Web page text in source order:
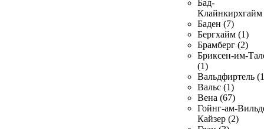
Бад-
Клайнкирхгайм
Баден (7)
Бергхайм (1)
Брамберг (2)
Бриксен-им-
(1)
Вальдфиртель
Вальс (1)
Вена (67)
Гойнг-ам-
Кайзер (2)